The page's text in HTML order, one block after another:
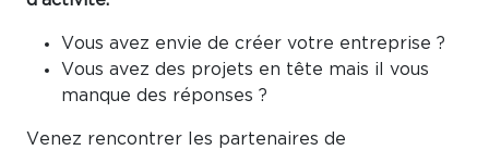
Vous avez envie de créer votre entreprise ?
Vous avez des projets en tête mais il vous
manque des réponses ?
Venez rencontrer les partenaires de